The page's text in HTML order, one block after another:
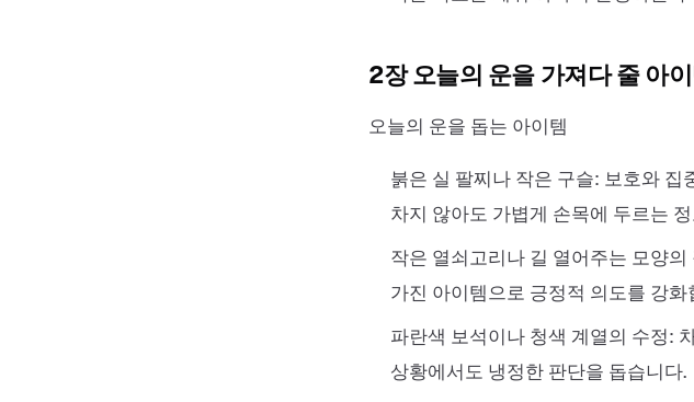
2장 오늘의 운을 가져다 줄 아
오늘의 운을 돕는 아이템
붉은 실 팔찌나 작은 구슬: 보호와 집
차지 않아도 가볍게 손목에 두르는
작은 열쇠고리나 길 열어주는 모양
가진 아이템으로 긍정적 의도를 강화
파란색 보석이나 청색 계열의 수정:
상황에서도 냉정한 판단을 돕습니다.